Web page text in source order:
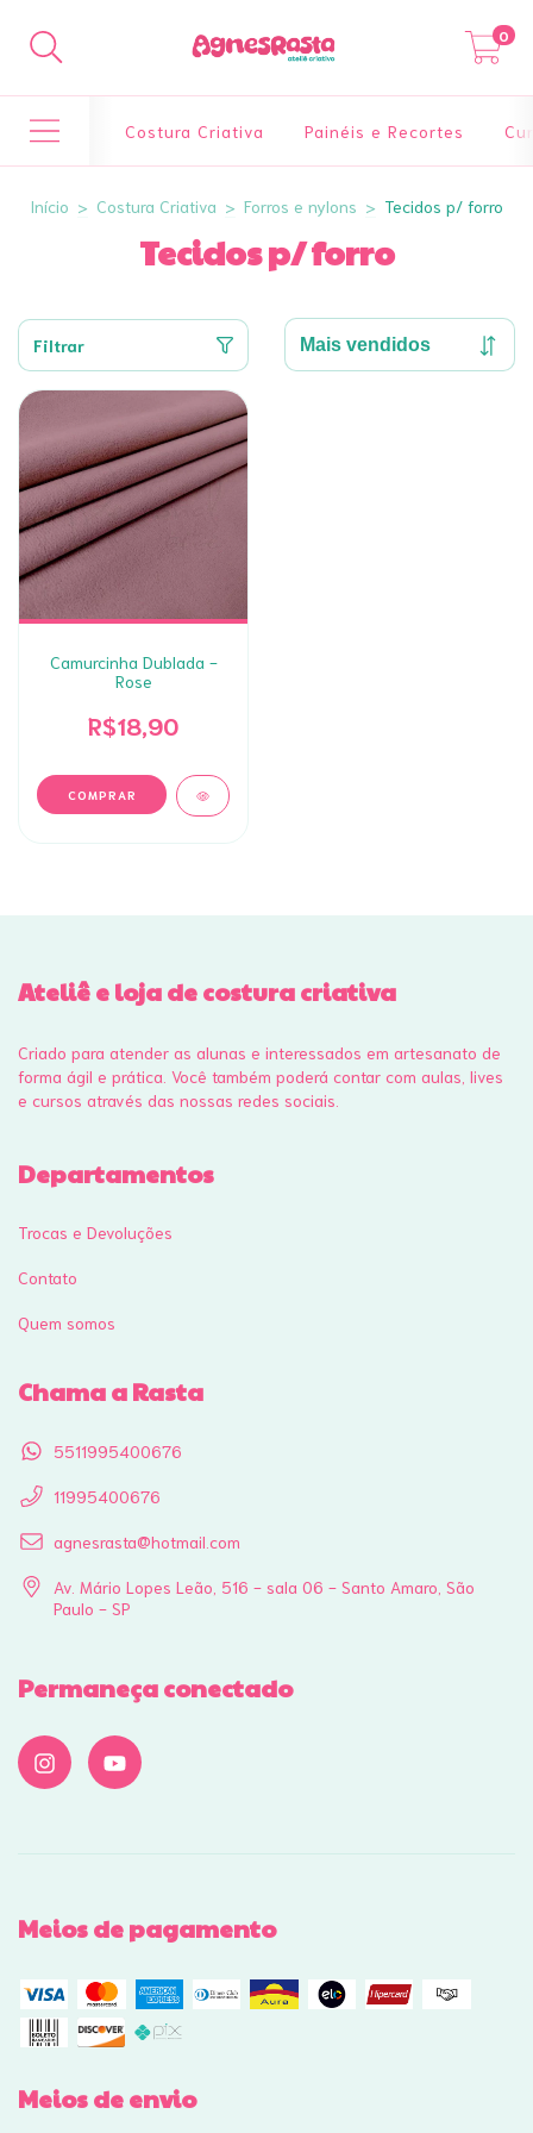
0
Costura Criativa Painéis e Recortes
Início > Costura Criativa > Forros e nylons > Tecidos p/ forro
Tecidos p/ forro
Filtrar
Camurcinha Dublada -
Rose
R$18,90
Ateliê e loja de costura criativa
Criado para atender as alunas e interessados em artesanato de
forma ágil e prática. Você também poderá contar com aulas, lives
e cursos através das nossas redes sociais.
Departamentos
Trocas e Devoluções
Contato
Quem somos
Chama a Rasta
5511995400676
11995400676
agnesrasta@hotmail.com
Av. Mário Lopes Leão, 516 - sala 06 - Santo Amaro, São
Paulo - SP
Permaneça conectado
Meios de pagamento
Meios de envio